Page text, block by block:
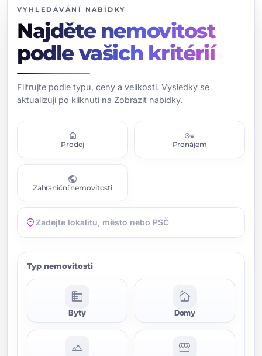
VYHLEDÁVÁNÍ NABÍDKY
Najděte nemovitost
podle vašich kritérií
Filtrujte podle typu, ceny a velikosti. Výsledky se
aktualizují po kliknutí na Zobrazit nabídky.
home
Prodej
vpn_key
Pronájem
public
Zahraniční nemovitosti
location_on
Typ nemovitosti
domain
Byty
cottage
Domy
landscape storefront